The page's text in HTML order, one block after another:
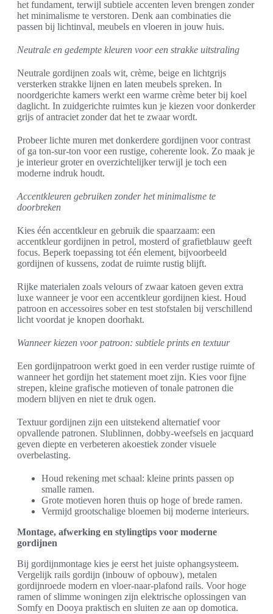
het fundament, terwijl subtiele accenten leven brengen zonder
het minimalisme te verstoren. Denk aan combinaties die
passen bij lichtinval, meubels en vloeren in jouw huis.
Neutrale en gedempte kleuren voor een strakke uitstraling
Neutrale gordijnen zoals wit, crème, beige en lichtgrijs
versterken strakke lijnen en laten meubels spreken. In
noordgerichte kamers werkt een warme crème beter bij koel
daglicht. In zuidgerichte ruimtes kun je kiezen voor donkerder
grijs of antraciet zonder dat het te zwaar wordt.
Probeer lichte muren met donkerdere gordijnen voor contrast
of ga ton-sur-ton voor een rustige, coherente look. Zo maak je
je interieur groter en overzichtelijker terwijl je toch een
moderne indruk houdt.
Accentkleuren gebruiken zonder het minimalisme te
doorbreken
Kies één accentkleur en gebruik die spaarzaam: een
accentkleur gordijnen in petrol, mosterd of grafietblauw geeft
focus. Beperk toepassing tot één element, bijvoorbeeld
gordijnen of kussens, zodat de ruimte rustig blijft.
Rijke materialen zoals velours of zwaar katoen geven extra
luxe wanneer je voor een accentkleur gordijnen kiest. Houd
patroon en accessoires sober en test stofstalen bij verschillend
licht voordat je knopen doorhakt.
Wanneer kiezen voor patroon: subtiele prints en textuur
Een gordijnpatroon werkt goed in een verder rustige ruimte of
wanneer het gordijn het statement moet zijn. Kies voor fijne
strepen, kleine grafische motieven of tonale patronen die
modern blijven en niet te druk ogen.
Textuur gordijnen zijn een uitstekend alternatief voor
opvallende patronen. Slublinnen, dobby-weefsels en jacquard
geven diepte en verbeteren akoestiek zonder visuele
overbelasting.
Houd rekening met schaal: kleine prints passen op
smalle ramen.
Grote motieven horen thuis op hoge of brede ramen.
Vermijd grootschalige bloemen bij moderne interieurs.
Montage, afwerking en stylingtips voor moderne
gordijnen
Bij gordijnmontage kies je eerst het juiste ophangsysteem.
Vergelijk rails gordijn (inbouw of opbouw), metalen
gordijnroede modern en vloer-naar-plafond rails. Voor hoge
ramen of slimme woningen zijn elektrische oplossingen van
Somfy en Dooya praktisch en sluiten ze aan op domotica.